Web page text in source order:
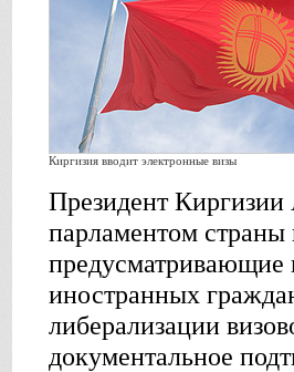
Киргизия вводит электронные визы
Президент
парламентом
предусматривающие
иностранных
либерализации
документальное